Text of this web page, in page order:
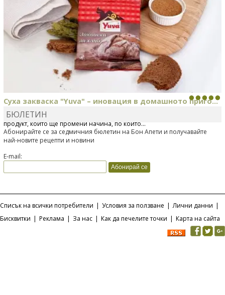
Суха закваска "Yuva" – иновация в домашното приго...
Отскоро Лесафр България стартира предлагането на изцяло нов
продукт, който ще промени начина, по който...
БЮЛЕТИН
Абонирайте се за седмичния бюлетин на Бон Апети и получавайте
най-новите рецепти и новини
E-mail:
Списък на всички потребители | Условия за ползване | Лични данни |
Бисквитки | Реклама | За нас | Как да печелите точки | Карта на сайта